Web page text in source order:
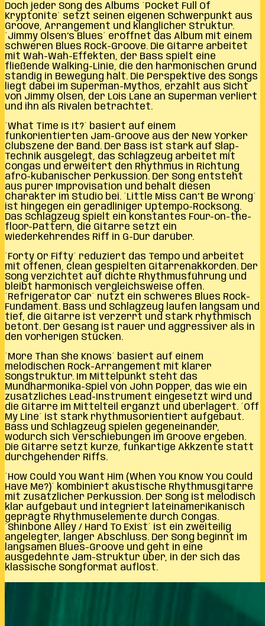
Doch jeder Song des Albums ´Pocket Full Of
Kryptonite´ setzt seinen eigenen Schwerpunkt aus
Groove, Arrangement und klanglicher Struktur.
´Jimmy Olsen’s Blues´ eröffnet das Album mit einem
schweren Blues Rock-Groove. Die Gitarre arbeitet
mit Wah-Wah-Effekten, der Bass spielt eine
fließende Walking-Linie, die den harmonischen Grund
ständig in Bewegung hält. Die Perspektive des Songs
liegt dabei im Superman-Mythos, erzählt aus Sicht
von Jimmy Olsen, der Lois Lane an Superman verliert
und ihn als Rivalen betrachtet.
´What Time Is It?´ basiert auf einem
funkorientierten Jam-Groove aus der New Yorker
Clubszene der Band. Der Bass ist stark auf Slap-
Technik ausgelegt, das Schlagzeug arbeitet mit
Congas und erweitert den Rhythmus in Richtung
afro-kubanischer Perkussion. Der Song entsteht
aus purer Improvisation und behält diesen
Charakter im Studio bei. ´Little Miss Can’t Be Wrong´
ist hingegen ein geradliniger Uptempo-Rocksong.
Das Schlagzeug spielt ein konstantes Four-on-the-
floor-Pattern, die Gitarre setzt ein
wiederkehrendes Riff in G-Dur darüber.
´Forty Or Fifty´ reduziert das Tempo und arbeitet
mit offenen, clean gespielten Gitarrenakkorden. Der
Song verzichtet auf dichte Rhythmusführung und
bleibt harmonisch vergleichsweise offen.
´Refrigerator Car´ nutzt ein schweres Blues Rock-
Fundament. Bass und Schlagzeug laufen langsam und
tief, die Gitarre ist verzerrt und stark rhythmisch
betont. Der Gesang ist rauer und aggressiver als in
den vorherigen Stücken.
´More Than She Knows´ basiert auf einem
melodischen Rock-Arrangement mit klarer
Songstruktur. Im Mittelpunkt steht das
Mundharmonika-Spiel von John Popper, das wie ein
zusätzliches Lead-Instrument eingesetzt wird und
die Gitarre im Mittelteil ergänzt und überlagert. ´Off
My Line´ ist stark rhythmusorientiert aufgebaut.
Bass und Schlagzeug spielen gegeneinander,
wodurch sich Verschiebungen im Groove ergeben.
Die Gitarre setzt kurze, funkartige Akkzente statt
durchgehender Riffs.
´How Could You Want Him (When You Know You Could
Have Me?)´ kombiniert akustische Rhythmusgitarre
mit zusätzlicher Perkussion. Der Song ist melodisch
klar aufgebaut und integriert lateinamerikanisch
geprägte Rhythmuselemente durch Congas.
´Shinbone Alley / Hard To Exist´ ist ein zweiteilig
angelegter, langer Abschluss. Der Song beginnt im
langsamen Blues-Groove und geht in eine
ausgedehnte Jam-Struktur über, in der sich das
klassische Songformat auflöst.